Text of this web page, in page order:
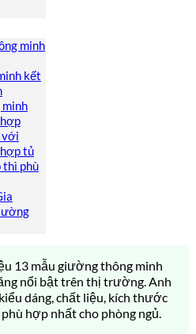
minh
kết
với
tủ
thì phù
13 mẫu giường thông minh
nổi bật trên thị trường. Anh
dáng, chất liệu, kích thước
hợp nhất cho phòng ngủ.